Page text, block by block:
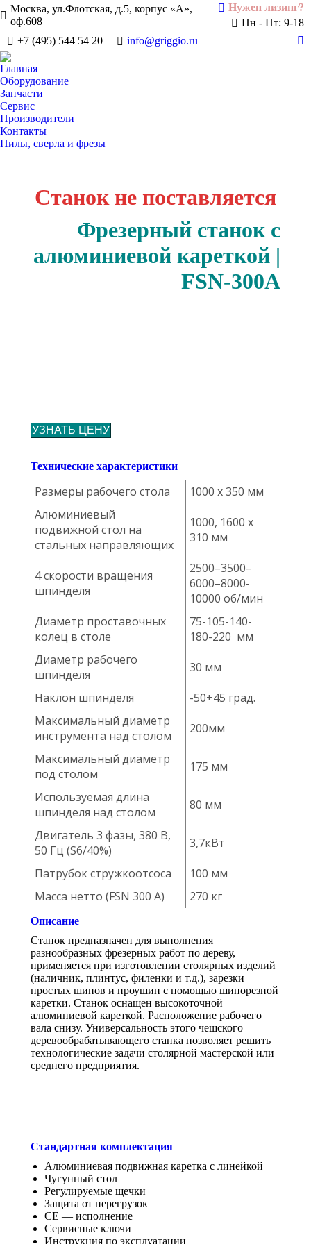
Москва, ул.Флотская, д.5, корпус «А»,
оф.608
+7 (495) 544 54 20
info@griggio.ru
Нужен лизинг?
Пн - Пт: 9-18
Главная
Оборудование
Запчасти
Сервис
Производители
Контакты
Пилы, сверла и фрезы
Станок не поставляется
Фрезерный станок с
алюминиевой кареткой |
FSN-300A
УЗНАТЬ ЦЕНУ
Технические характеристики
Размеры рабочего стола
1000 х 350 мм
Алюминиевый
подвижной стол на
стальных направляющих
1000, 1600 х
310 мм
4 скорости вращения
шпинделя
2500–3500–
6000–8000-
10000 об/мин
Диаметр проставочных
колец в столе
75-105-140-
180-220 мм
Диаметр рабочего
шпинделя
30 мм
Наклон шпинделя
-50+45 град.
Максимальный диаметр
инструмента над столом
200мм
Максимальный диаметр
под столом
175 мм
Используемая длина
шпинделя над столом
80 мм
Двигатель 3 фазы, 380 В,
50 Гц (S6/40%)
3,7кВт
Патрубок стружкоотсоса
100 мм
Масса нетто (FSN 300 A)
270 кг
Описание
Станок предназначен для выполнения
разнообразных фрезерных работ по дереву,
применяется при изготовлении столярных изделий
(наличник, плинтус, филенки и т.д.), зарезки
простых шипов и проушин с помощью шипорезной
каретки. Станок оснащен высокоточной
алюминиевой кареткой. Расположение рабочего
вала снизу. Универсальность этого чешского
деревообрабатывающего станка позволяет решить
технологические задачи столярной мастерской или
среднего предприятия.
Стандартная комплектация
Алюминиевая подвижная каретка с линейкой
Чугунный стол
Регулируемые щечки
Защита от перегрузок
СЕ — исполнение
Сервисные ключи
Инструкция по эксплуатации